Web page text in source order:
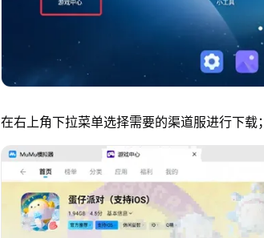
在右上角下拉菜单选择需要的渠道服进行下载；